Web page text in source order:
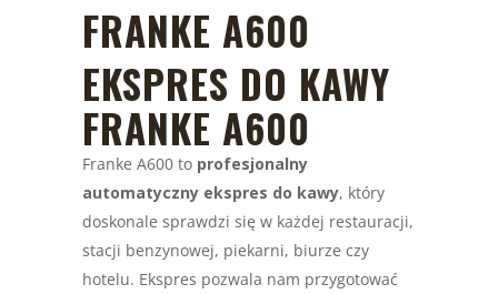
FRANKE A600
EKSPRES DO KAWY
FRANKE A600
Franke A600 to profesjonalny
automatyczny ekspres do kawy, który
doskonale sprawdzi się w każdej restauracji,
stacji benzynowej, piekarni, biurze czy
hotelu. Ekspres pozwala nam przygotować